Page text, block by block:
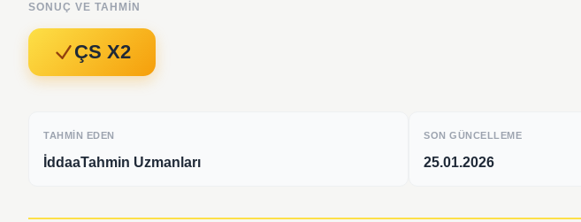
SONUÇ VE TAHMIN
ÇS X2
TAHMIN EDEN
İddaaTahmin Uzmanları
SON GÜNCELLEME
25.01.2026